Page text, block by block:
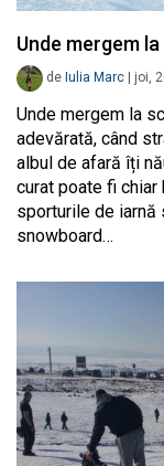
Unde mergem
de Iulia Marc joi,
Unde mergem la
adevărată, când
albul de afară îți
curat poate fi
sporturile de iarnă
snowboard…